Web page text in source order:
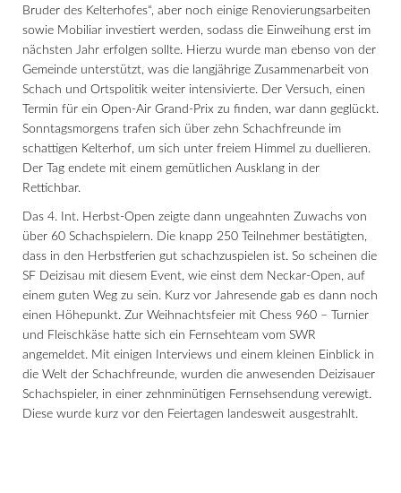
Bruder des Kelterhofes“, aber noch einige Renovierungsarbeiten
sowie Mobiliar investiert werden, sodass die Einweihung erst im
nächsten Jahr erfolgen sollte. Hierzu wurde man ebenso von der
Gemeinde unterstützt, was die langjährige Zusammenarbeit von
Schach und Ortspolitik weiter intensivierte. Der Versuch, einen
Termin für ein Open-Air Grand-Prix zu finden, war dann geglückt.
Sonntagsmorgens trafen sich über zehn Schachfreunde im
schattigen Kelterhof, um sich unter freiem Himmel zu duellieren.
Der Tag endete mit einem gemütlichen Ausklang in der
Rettichbar.
Das 4. Int. Herbst-Open zeigte dann ungeahnten Zuwachs von
über 60 Schachspielern. Die knapp 250 Teilnehmer bestätigten,
dass in den Herbstferien gut schachzuspielen ist. So scheinen die
SF Deizisau mit diesem Event, wie einst dem Neckar-Open, auf
einem guten Weg zu sein. Kurz vor Jahresende gab es dann noch
einen Höhepunkt. Zur Weihnachtsfeier mit Chess 960 – Turnier
und Fleischkäse hatte sich ein Fernsehteam vom SWR
angemeldet. Mit einigen Interviews und einem kleinen Einblick in
die Welt der Schachfreunde, wurden die anwesenden Deizisauer
Schachspieler, in einer zehnminütigen Fernsehsendung verewigt.
Diese wurde kurz vor den Feiertagen landesweit ausgestrahlt.